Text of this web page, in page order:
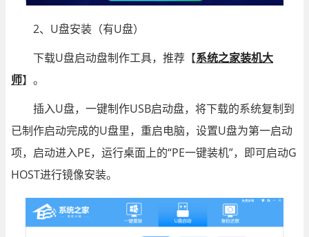
2、U盘安装（有U盘）
下载U盘启动盘制作工具，推荐【系统之家装机大
师】。
插入U盘，一键制作USB启动盘，将下载的系统复制到
已制作启动完成的U盘里，重启电脑，设置U盘为第一启动
项，启动进入PE，运行桌面上的“PE一键装机”，即可启动G
HOST进行镜像安装。